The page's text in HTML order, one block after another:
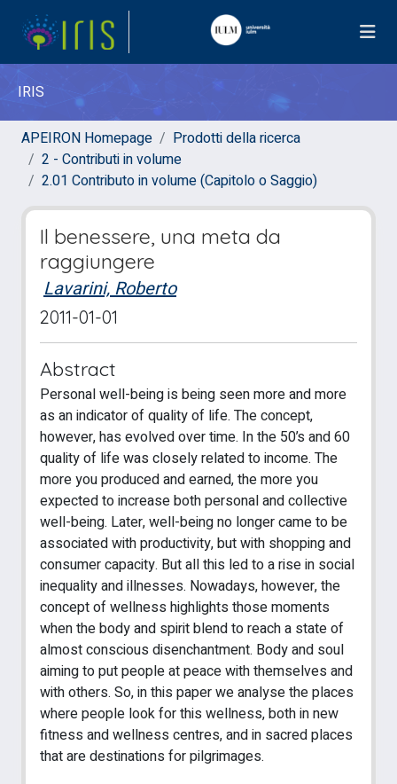
IRIS
APEIRON Homepage
Prodotti della ricerca
2 - Contributi in volume
2.01 Contributo in volume (Capitolo o Saggio)
Il benessere, una meta da
raggiungere
Lavarini, Roberto
2011-01-01
Abstract
Personal well-being is being seen more and more
as an indicator of quality of life. The concept,
however, has evolved over time. In the 50’s and 60
quality of life was closely related to income. The
more you produced and earned, the more you
expected to increase both personal and collective
well-being. Later, well-being no longer came to be
associated with productivity, but with shopping and
consumer capacity. But all this led to a rise in social
inequality and illnesses. Nowadays, however, the
concept of wellness highlights those moments
when the body and spirit blend to reach a state of
almost conscious disenchantment. Body and soul
aiming to put people at peace with themselves and
with others. So, in this paper we analyse the places
where people look for this wellness, both in new
fitness and wellness centres, and in sacred places
that are destinations for pilgrimages.